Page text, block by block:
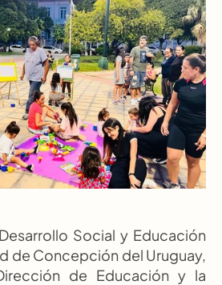
Social y Educación
de Concepción del Uruguay,
de Educación y la